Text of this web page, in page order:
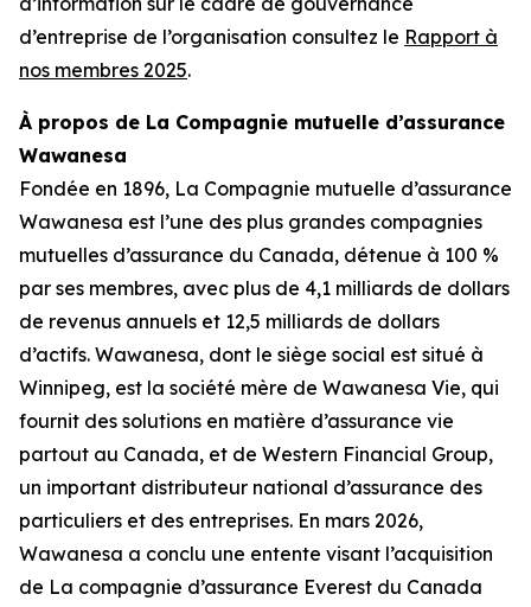
d’entreprise de l’organisation consultez le Rapport à
nos membres 2025.
À propos de La Compagnie mutuelle d’assurance
Wawanesa
Fondée en 1896, La Compagnie mutuelle d’assurance
Wawanesa est l’une des plus grandes compagnies
mutuelles d’assurance du Canada, détenue à 100 %
par ses membres, avec plus de 4,1 milliards de dollars
de revenus annuels et 12,5 milliards de dollars
d’actifs. Wawanesa, dont le siège social est situé à
Winnipeg, est la société mère de Wawanesa Vie, qui
fournit des solutions en matière d’assurance vie
partout au Canada, et de Western Financial Group,
un important distributeur national d’assurance des
particuliers et des entreprises. En mars 2026,
Wawanesa a conclu une entente visant l’acquisition
de La compagnie d’assurance Everest du Canada